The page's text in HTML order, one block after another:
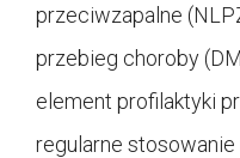
przeciwzapalne
przebieg choroby
element profilaktyki
regularne stosowanie